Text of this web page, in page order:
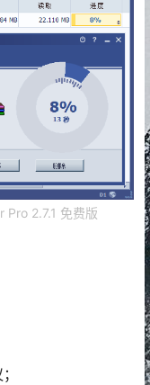
2.7.1 免费版